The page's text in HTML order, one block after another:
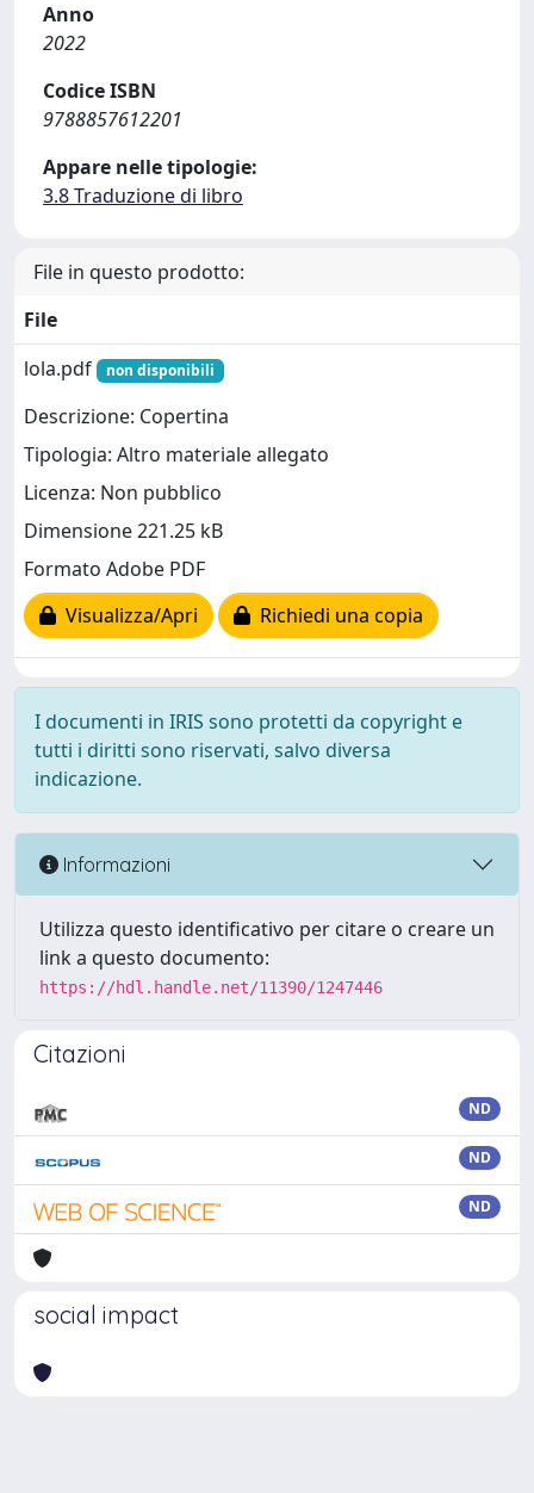
Anno
2022
Codice ISBN
9788857612201
Appare nelle tipologie:
3.8 Traduzione di libro
File in questo prodotto:
File
lola.pdf
non disponibili
Descrizione: Copertina
Tipologia: Altro materiale allegato
Licenza: Non pubblico
Dimensione 221.25 kB
Formato Adobe PDF
Visualizza/Apri
Richiedi una copia
I documenti in IRIS sono protetti da copyright e
tutti i diritti sono riservati, salvo diversa
indicazione.
Informazioni
Utilizza questo identificativo per citare o creare un
link a questo documento:
https://hdl.handle.net/11390/1247446
Citazioni
ND
ND
ND
social impact